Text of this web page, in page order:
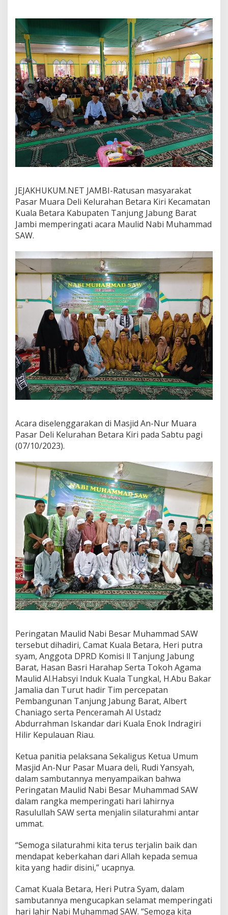
u
h
a
m
m
a
d
S
A
W
M
a
y
a
a
k
a
t
H
i
r
k
a
n
P
o
l
i
t
i
s
i
d
a
n
J
i
n
l
a
t
u
r
a
h
m
i
"
JEJAKHUKUM.NET JAMBI-Ratusan masyarakat
Pasar Muara Deli Kelurahan Betara Kiri Kecamatan
Kuala Betara Kabupaten Tanjung Jabung Barat
Jambi memperingati acara Maulid Nabi Muhammad
SAW.
Acara diselenggarakan di Masjid An-Nur Muara
Pasar Deli Kelurahan Betara Kiri pada Sabtu pagi
(07/10/2023).
Peringatan Maulid Nabi Besar Muhammad SAW
tersebut dihadiri, Camat Kuala Betara, Heri putra
syam, Anggota DPRD Komisi ll Tanjung Jabung
Barat, Hasan Basri Harahap Serta Tokoh Agama
Maulid Al.Habsyi Induk Kuala Tungkal, H.Abu Bakar
Jamalia dan Turut hadir Tim percepatan
Pembangunan Tanjung Jabung Barat, Albert
Chaniago serta Penceramah Al Ustadz
Abdurrahman Iskandar dari Kuala Enok Indragiri
Hilir Kepulauan Riau.
Ketua panitia pelaksana Sekaligus Ketua Umum
Masjid An-Nur Pasar Muara deli, Rudi Yansyah,
dalam sambutannya menyampaikan bahwa
Peringatan Maulid Nabi Besar Muhammad SAW
dalam rangka memperingati hari lahirnya
Rasulullah SAW serta menjalin silaturahmi antar
ummat.
“Semoga silaturahmi kita terus terjalin baik dan
mendapat keberkahan dari Allah kepada semua
kita yang hadir disini,” ucapnya.
Camat Kuala Betara, Heri Putra Syam, dalam
sambutannya mengucapkan selamat memperingati
hari lahir Nabi Muhammad SAW. “Semoga kita